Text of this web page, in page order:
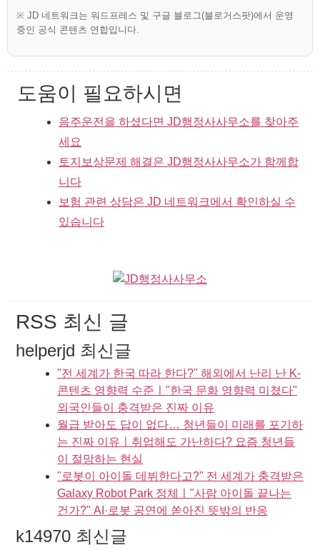
※ JD 네트워크는 워드프레스 및 구글 블로그(블로거스팟)에서 운영
중인 공식 콘텐츠 연합입니다.
도움이 필요하시면
음주운전을 하셨다면 JD행정사사무소를 찾아주
세요
토지보상문제 해결은 JD행정사사무소가 함께합
니다
보험 관련 상담은 JD 네트워크에서 확인하실 수
있습니다
RSS 최신 글
helperjd 최신글
"전 세계가 한국 따라 한다?" 해외에서 난리 난 K-
콘텐츠 영향력 수준ㅣ"한국 문화 영향력 미쳤다"
외국인들이 충격받은 진짜 이유
월급 받아도 답이 없다… 청년들이 미래를 포기하
는 진짜 이유ㅣ취업해도 가난하다? 요즘 청년들
이 절망하는 현실
"로봇이 아이돌 데뷔한다고?" 전 세계가 충격받은
Galaxy Robot Park 정체ㅣ"사람 아이돌 끝나는
건가?" AI·로봇 공연에 쏟아진 뜻밖의 반응
k14970 최신글